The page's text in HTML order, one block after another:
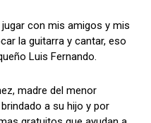
con mis amigos y mis
la guitarra y cantar, eso
Luis Fernando.
madre del menor
a su hijo y por